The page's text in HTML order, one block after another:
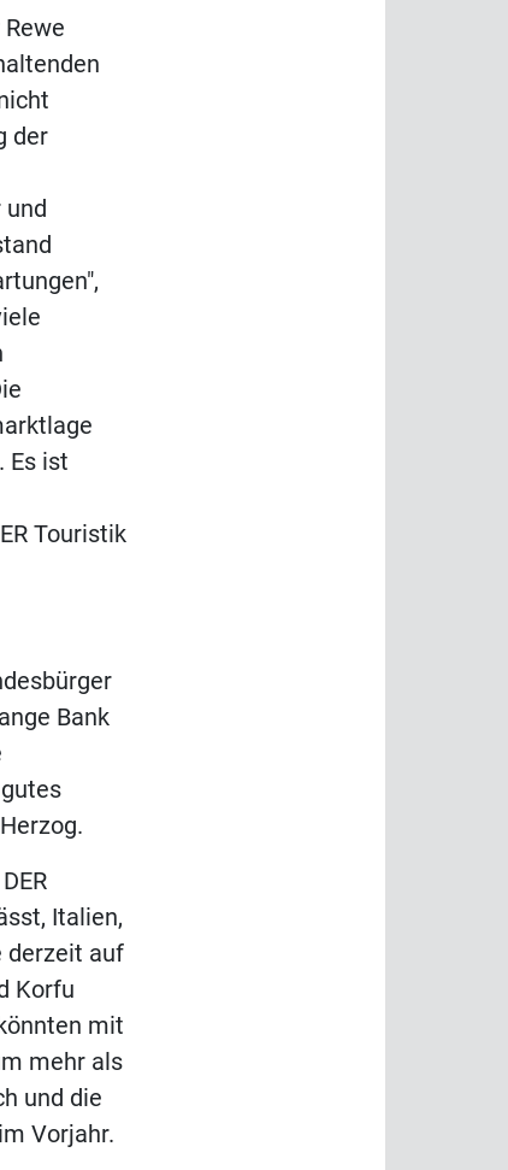
der
und
Es ist
Touristik
Bank
Italien,
derzeit auf
Korfu
mit
mehr als
und die
Vorjahr.